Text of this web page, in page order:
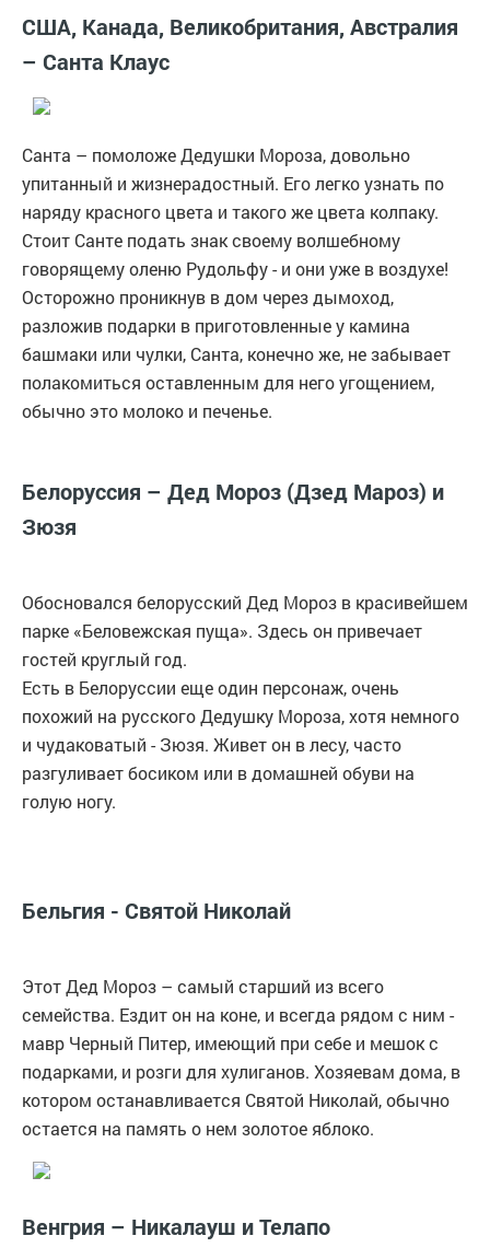
США, Канада, Великобритания, Австралия
– Санта Клаус
Санта – помоложе Дедушки Мороза, довольно
упитанный и жизнерадостный. Его легко узнать по
наряду красного цвета и такого же цвета колпаку.
Стоит Санте подать знак своему волшебному
говорящему оленю Рудольфу - и они уже в воздухе!
Осторожно проникнув в дом через дымоход,
разложив подарки в приготовленные у камина
башмаки или чулки, Санта, конечно же, не забывает
полакомиться оставленным для него угощением,
обычно это молоко и печенье.
Белоруссия – Дед Мороз (Дзед Мароз) и
Зюзя
Обосновался белорусский Дед Мороз в красивейшем
парке «Беловежская пуща». Здесь он привечает
гостей круглый год.
Есть в Белоруссии еще один персонаж, очень
похожий на русского Дедушку Мороза, хотя немного
и чудаковатый - Зюзя. Живет он в лесу, часто
разгуливает босиком или в домашней обуви на
голую ногу.
Бельгия - Святой Николай
Этот Дед Мороз – самый старший из всего
семейства. Ездит он на коне, и всегда рядом с ним -
мавр Черный Питер, имеющий при себе и мешок с
подарками, и розги для хулиганов. Хозяевам дома, в
котором останавливается Святой Николай, обычно
остается на память о нем золотое яблоко.
Венгрия – Никалауш и Телапо